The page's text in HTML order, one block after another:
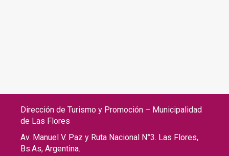
Dirección de Turismo y Promoción – Municipalidad
de Las Flores
Av. Manuel V. Paz y Ruta Nacional N°3. Las Flores,
Bs.As, Argentina.